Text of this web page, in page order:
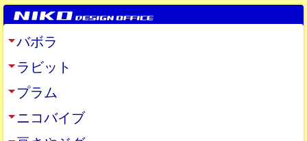
バボラ
ラビット
プラム
ニコバイブ